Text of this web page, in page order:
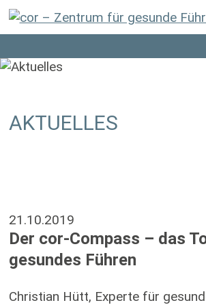
AKTUELLES
21.10.2019
Der cor-Compass – das
gesundes Führen
Christian Hütt, Experte für